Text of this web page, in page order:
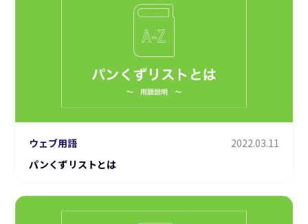
ウェブ用語
2022.03.11
パンくずリストとは